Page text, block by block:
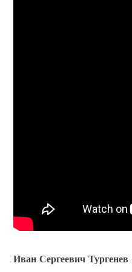
Иван Сергеевич Тургенев